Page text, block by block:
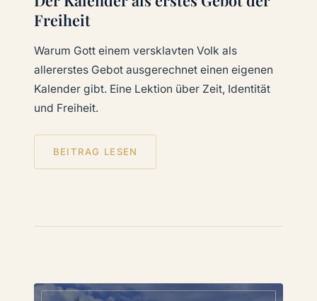
Freiheit
Warum Gott einem versklavten Volk als
allererstes Gebot ausgerechnet einen eigenen
Kalender gibt. Eine Lektion über Zeit, Identität
und Freiheit.
BEITRAG LESEN